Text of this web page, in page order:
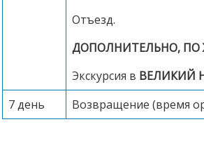
Отъезд.
ДОПОЛНИТЕЛЬНО, ПО
Экскурсия в ВЕЛИКИЙ
7 день
Возвращение (время